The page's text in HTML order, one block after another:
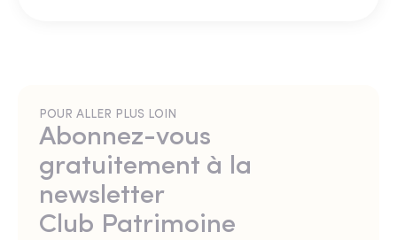
POUR ALLER PLUS LOIN
Abonnez-vous
gratuitement à la
newsletter
Club Patrimoine